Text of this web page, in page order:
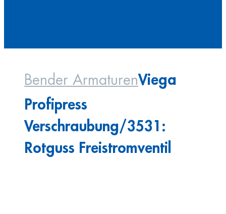
Bender ArmaturenViega
Profipress
Verschraubung/3531:
Rotguss Freistromventil